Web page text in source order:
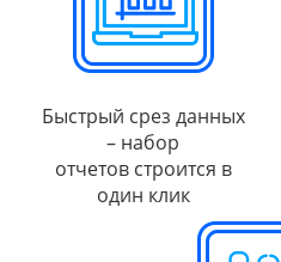
Быстрый срез данных
– набор
отчетов строится в
один клик